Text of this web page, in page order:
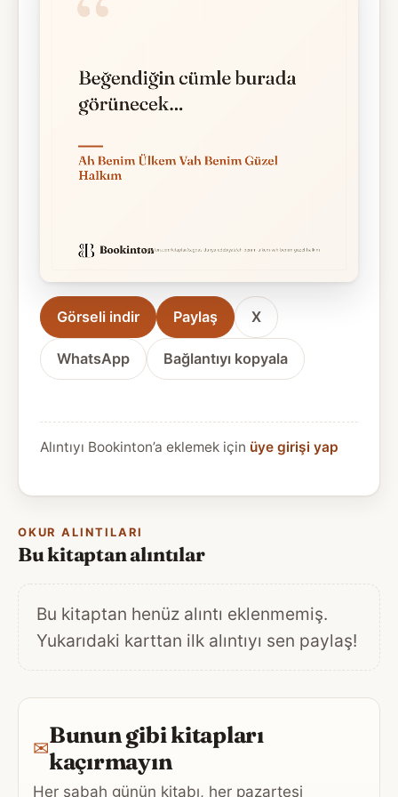
Görseli indir Paylaş X
WhatsApp Bağlantıyı kopyala
Alıntıyı Bookinton’a eklemek için üye girişi yap
OKUR ALINTILARI
Bu kitaptan alıntılar
Bu kitaptan henüz alıntı eklenmemiş.
Yukarıdaki karttan ilk alıntıyı sen paylaş!
✉Bunun gibi kitapları
kaçırmayın
Her sabah günün kitabı, her pazartesi